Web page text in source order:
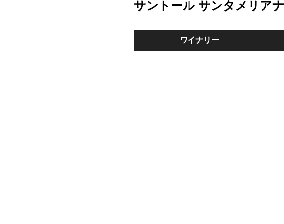
サントール サンタメリアナ
ワイナリー